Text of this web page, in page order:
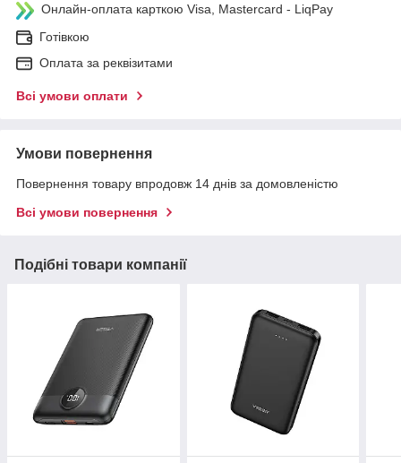
Онлайн-оплата карткою Visa, Mastercard - LiqPay
Готівкою
Оплата за реквізитами
Всі умови оплати
Умови повернення
Повернення товару впродовж 14 днів за домовленістю
Всі умови повернення
Подібні товари компанії